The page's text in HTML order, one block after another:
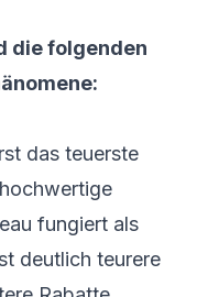
die folgenden
das teuerste
fungiert als
deutlich teurere